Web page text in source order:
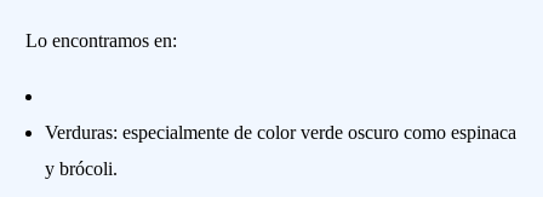
Lo encontramos en:
Verduras: especialmente de color verde oscuro como espinaca
y brócoli.